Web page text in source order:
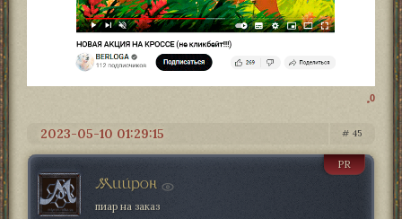
0
45
2023-05-10 01:29:15
Мийрон
PR
пиар на заказ